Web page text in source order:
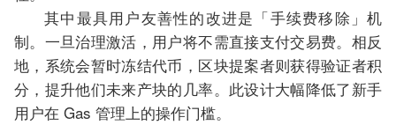
其中最具用户友善性的改进是「手续费移除」机
制。一旦治理激活，用户将不需直接支付交易费。相反
地，系统会暂时冻结代币，区块提案者则获得验证者积
分，提升他们未来产块的几率。此设计大幅降低了新手
用户在 Gas 管理上的操作门槛。